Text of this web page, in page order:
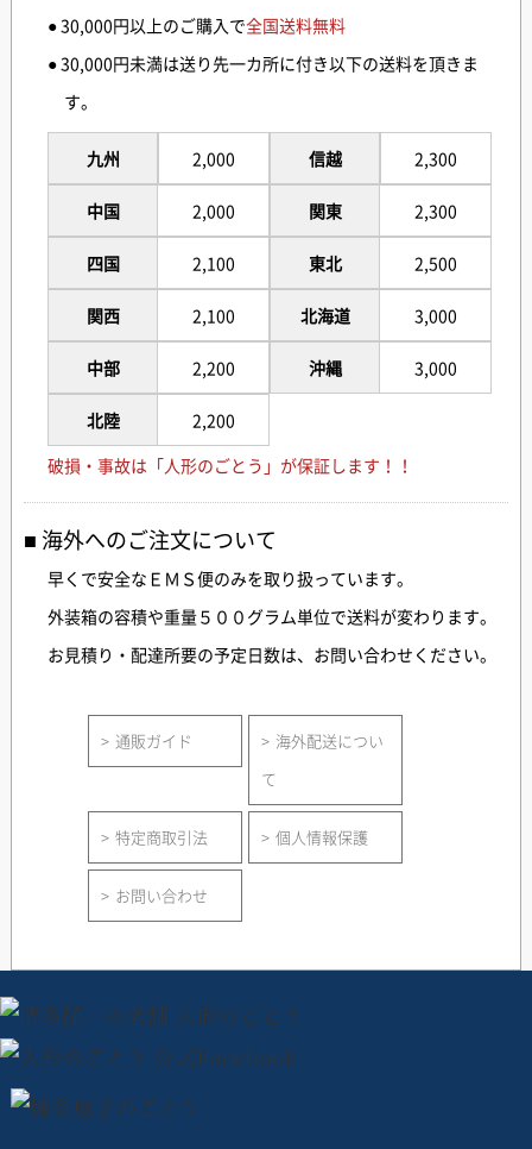
● 30,000円以上のご購入で全国送料無料
● 30,000円未満は送り先一カ所に付き以下の送料を頂きま
す。
九州
中国
四国
関西
中部
北陸
2,000
2,000
2,100
2,100
2,200
2,200
信越
関東
東北
北海道
沖縄
2,300
2,300
2,500
3,000
3,000
破損・事故は「人形のごとう」が保証します！！
海外へのご注文について
早くで安全なＥＭＳ便のみを取り扱っています。
外装箱の容積や重量５００グラム単位で送料が変わります。
お見積り・配達所要の予定日数は、お問い合わせください。
通販ガイド
海外配送につい
て
特定商取引法 個人情報保護
お問い合わせ